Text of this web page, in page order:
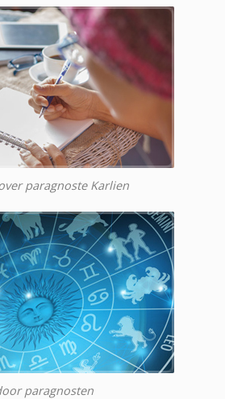
paragnoste Karlien
paragnosten